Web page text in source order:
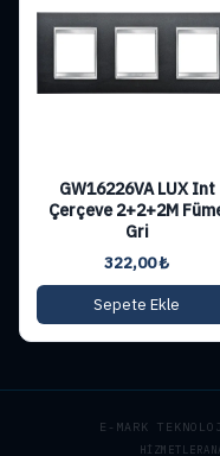
GW16226VA LUX Int
Çerçeve 2+2+2M
Gri
322,00₺
Sepete Ekle
E-MARK
HIZMETLER